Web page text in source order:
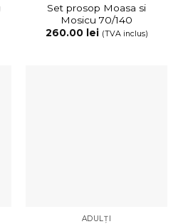
Set prosop Moasa si
Mosicu 70/140
260.00
lei (TVA inclus)
ADULȚI